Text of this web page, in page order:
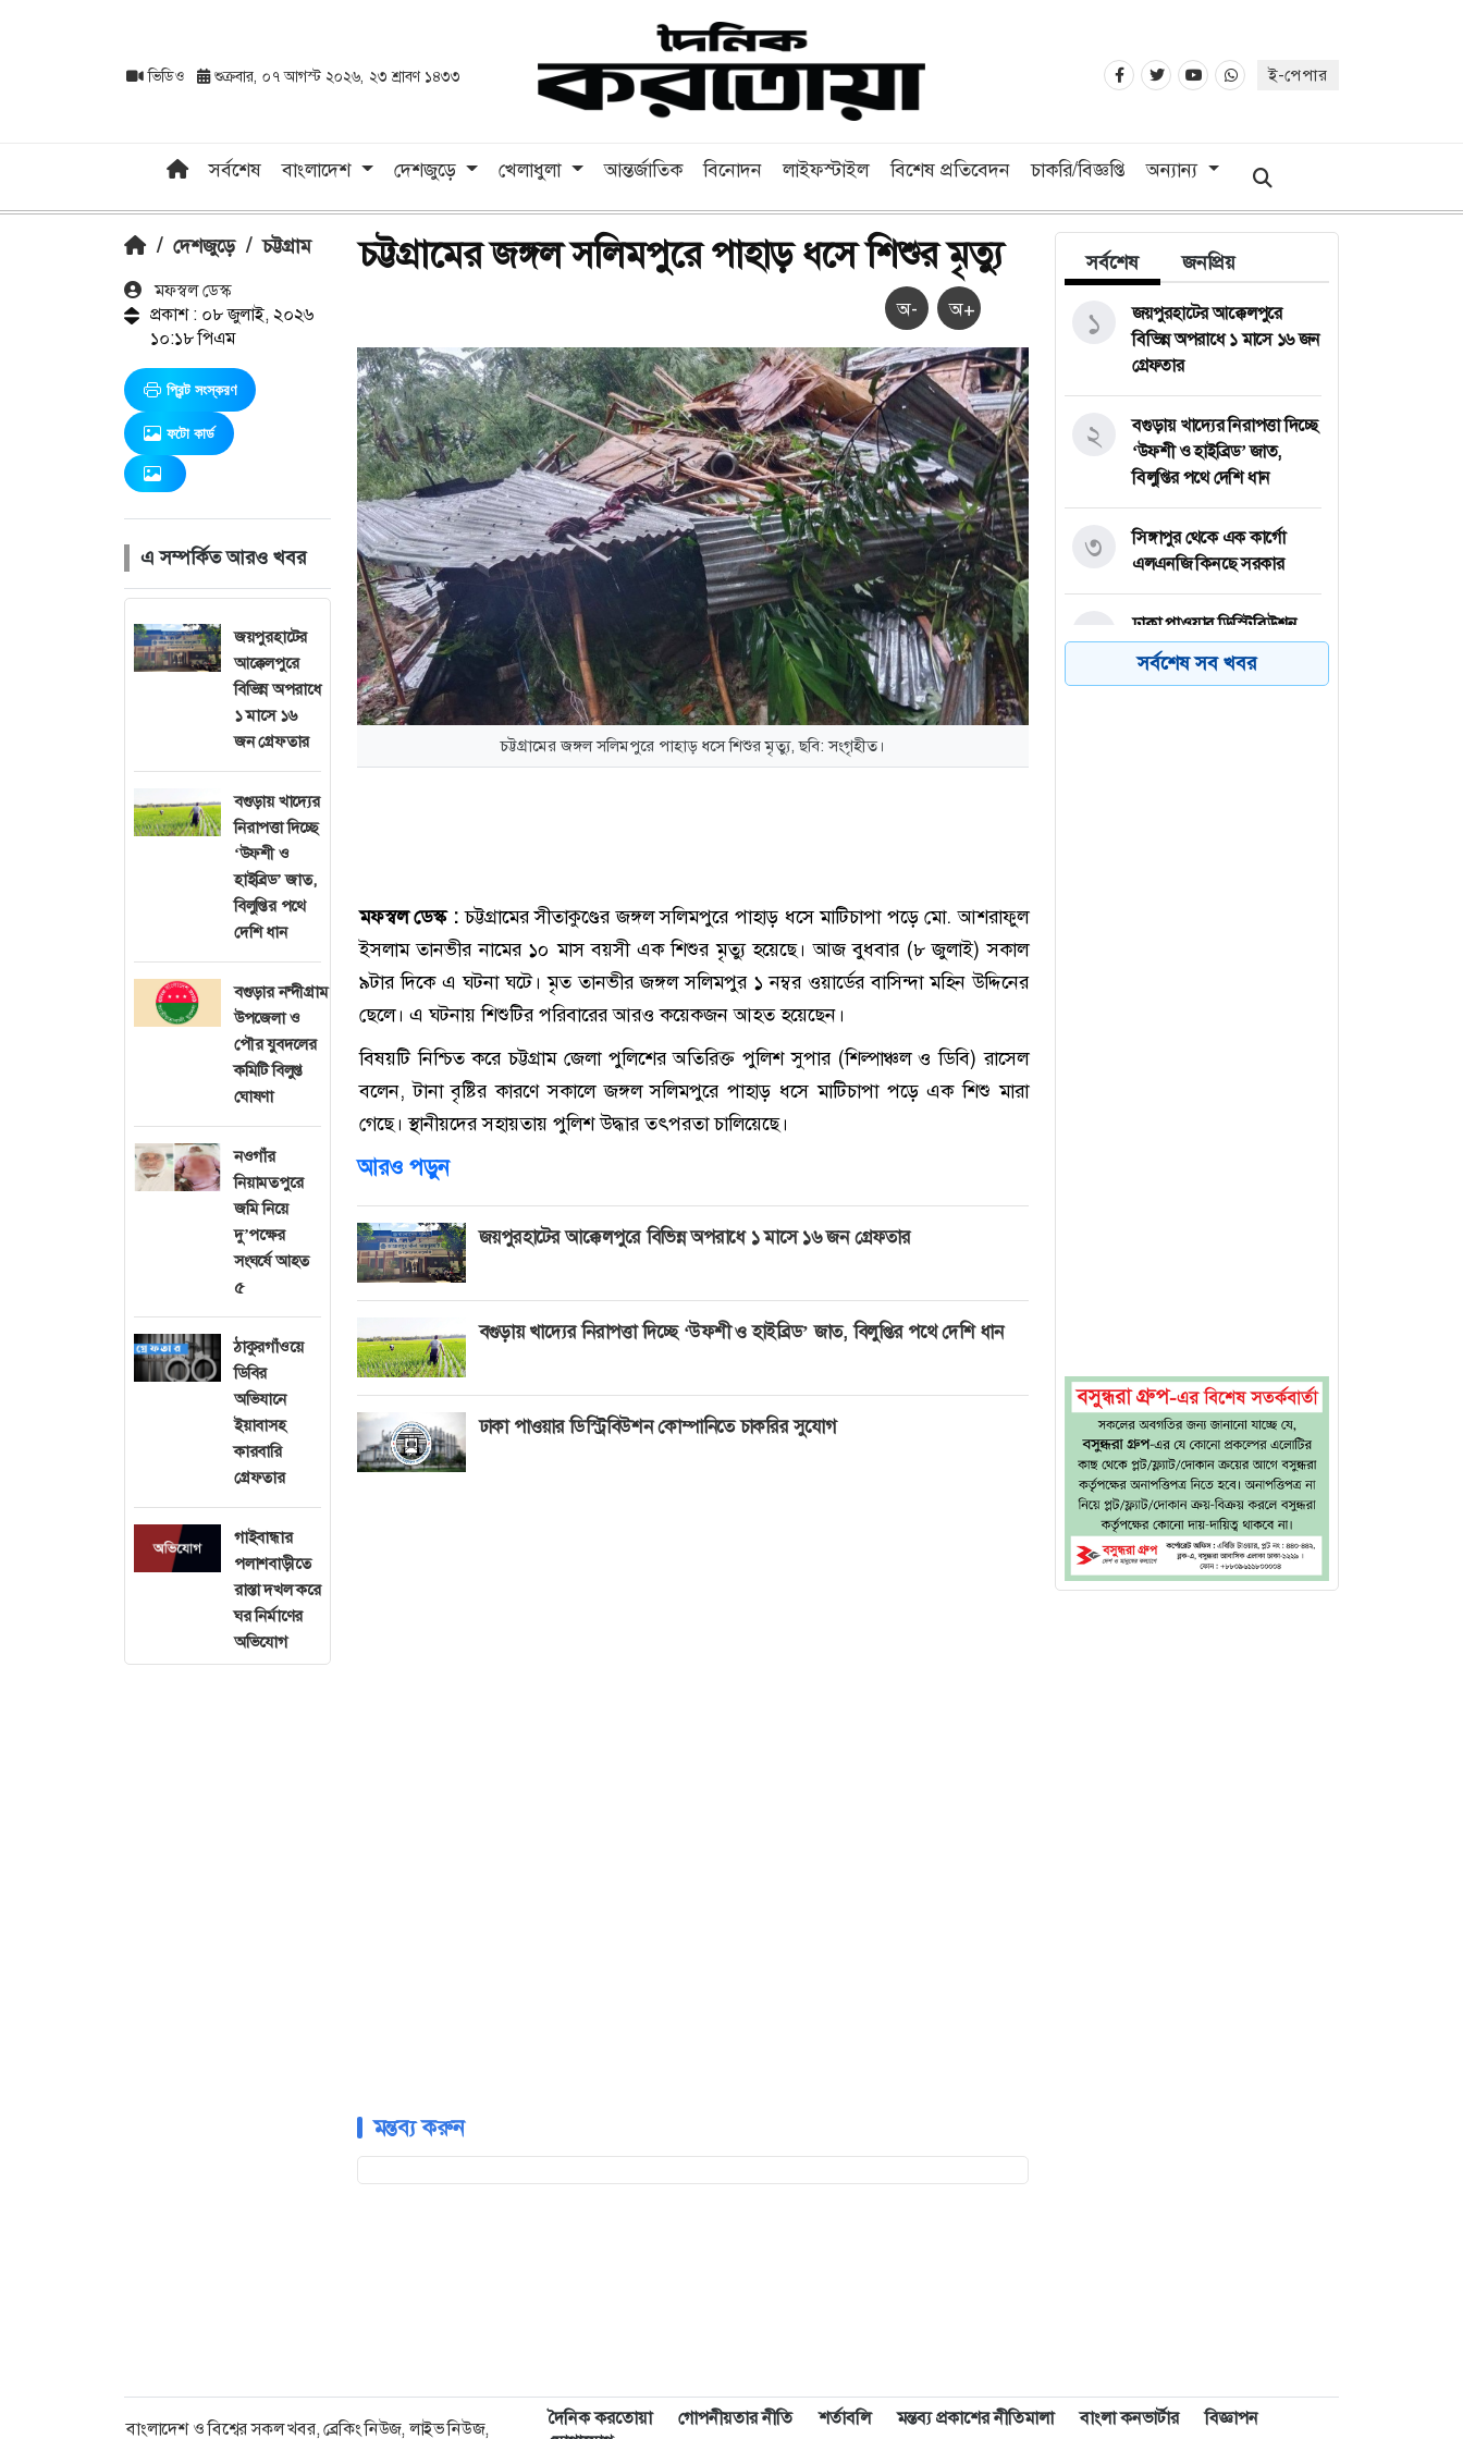
ভিডিও শুক্রবার, ০৭ আগস্ট ২০২৬, ২৩ শ্রাবণ ১৪৩৩ ই-পেপার
সর্বশেষ বাংলাদেশ দেশজুড়ে খেলাধুলা আন্তর্জাতিক বিনোদন লাইফস্টাইল বিশেষ প্রতিবেদন চাকরি/বিজ্ঞপ্তি অন্যান্য
/ দেশজুড়ে / চট্টগ্রাম
মফস্বল ডেস্ক
প্রকাশ : ০৮ জুলাই, ২০২৬
১০:১৮ পিএম
প্রিন্ট সংস্করণ
ফটো কার্ড
এ সম্পর্কিত আরও খবর
জয়পুরহাটের
আক্কেলপুরে
বিভিন্ন অপরাধে
১ মাসে ১৬
জন গ্রেফতার
বগুড়ায় খাদ্যের
নিরাপত্তা দিচ্ছে
‘উফশী ও
হাইব্রিড’ জাত,
বিলুপ্তির পথে
দেশি ধান
বগুড়ার নন্দীগ্রাম
উপজেলা ও
পৌর যুবদলের
কমিটি বিলুপ্ত
ঘোষণা
নওগাঁর
নিয়ামতপুরে
জমি নিয়ে
দু’পক্ষের
সংঘর্ষে আহত
৫
ঠাকুরগাঁওয়ে
ডিবির
অভিযানে
ইয়াবাসহ
কারবারি
গ্রেফতার
গাইবান্ধার
পলাশবাড়ীতে
রাস্তা দখল করে
ঘর নির্মাণের
অভিযোগ
চট্টগ্রামের জঙ্গল সলিমপুরে পাহাড় ধসে শিশুর মৃত্যু
অ- অ+
চট্টগ্রামের জঙ্গল সলিমপুরে পাহাড় ধসে শিশুর মৃত্যু, ছবি: সংগৃহীত।
মফস্বল ডেস্ক :চট্টগ্রামের সীতাকুণ্ডের জঙ্গল সলিমপুরে পাহাড় ধসে মাটিচাপা পড়ে মো. আশরাফুল
ইসলাম তানভীর নামের ১০ মাস বয়সী এক শিশুর মৃত্যু হয়েছে। আজ বুধবার (৮ জুলাই) সকাল
৯টার দিকে এ ঘটনা ঘটে। মৃত তানভীর জঙ্গল সলিমপুর ১ নম্বর ওয়ার্ডের বাসিন্দা মহিন উদ্দিনের
ছেলে। এ ঘটনায় শিশুটির পরিবারের আরও কয়েকজন আহত হয়েছেন।
বিষয়টি নিশ্চিত করে চট্টগ্রাম জেলা পুলিশের অতিরিক্ত পুলিশ সুপার (শিল্পাঞ্চল ও ডিবি) রাসেল
বলেন, টানা বৃষ্টির কারণে সকালে জঙ্গল সলিমপুরে পাহাড় ধসে মাটিচাপা পড়ে এক শিশু মারা
গেছে। স্থানীয়দের সহায়তায় পুলিশ উদ্ধার তৎপরতা চালিয়েছে।
আরও পড়ুন
জয়পুরহাটের আক্কেলপুরে বিভিন্ন অপরাধে ১ মাসে ১৬ জন গ্রেফতার
বগুড়ায় খাদ্যের নিরাপত্তা দিচ্ছে ‘উফশী ও হাইব্রিড’ জাত, বিলুপ্তির পথে দেশি ধান
ঢাকা পাওয়ার ডিস্ট্রিবিউশন কোম্পানিতে চাকরির সুযোগ
মন্তব্য করুন
সর্বশেষ জনপ্রিয়
জয়পুরহাটের আক্কেলপুরে
বিভিন্ন অপরাধে ১ মাসে ১৬ জন
গ্রেফতার
১
বগুড়ায় খাদ্যের নিরাপত্তা দিচ্ছে
‘উফশী ও হাইব্রিড’ জাত,
বিলুপ্তির পথে দেশি ধান
২
সিঙ্গাপুর থেকে এক কার্গো
এলএনজি কিনছে সরকার
৩
ঢাকা পাওয়ার ডিস্ট্রিবিউশন
কোম্পানিতে চাকরির সুযোগ
৪
সর্বশেষ সব খবর
বাংলাদেশ ও বিশ্বের সকল খবর, ব্রেকিং নিউজ, লাইভ নিউজ, দৈনিক করতোয়া গোপনীয়তার নীতি শর্তাবলি মন্তব্য প্রকাশের নীতিমালা বাংলা কনভার্টার
বিজ্ঞাপন